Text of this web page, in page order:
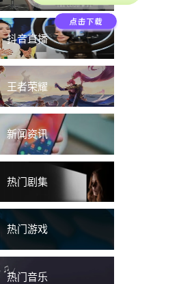
抖音直播
王者荣耀
新闻资讯
热门剧集
热门游戏
热门音乐